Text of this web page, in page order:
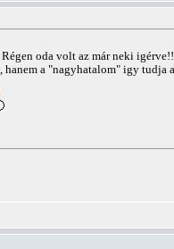
oda volt az már neki
hanem a "nagyhatalom" igy tudja